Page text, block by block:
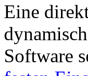
Eine
Software